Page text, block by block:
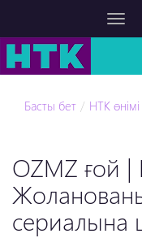
Басты бет НТК өнімі
OZMZ ғой |
сериалына